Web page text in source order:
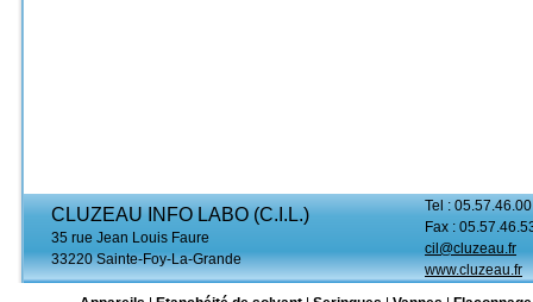
CLUZEAU INFO LABO (C.I.L.)
35 rue Jean Louis Faure
33220 Sainte-Foy-La-Grande
Tel :
Fax :
cil@cluzeau.fr
www.cluzeau.fr